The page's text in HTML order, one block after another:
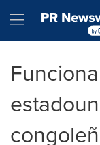
Hamburger